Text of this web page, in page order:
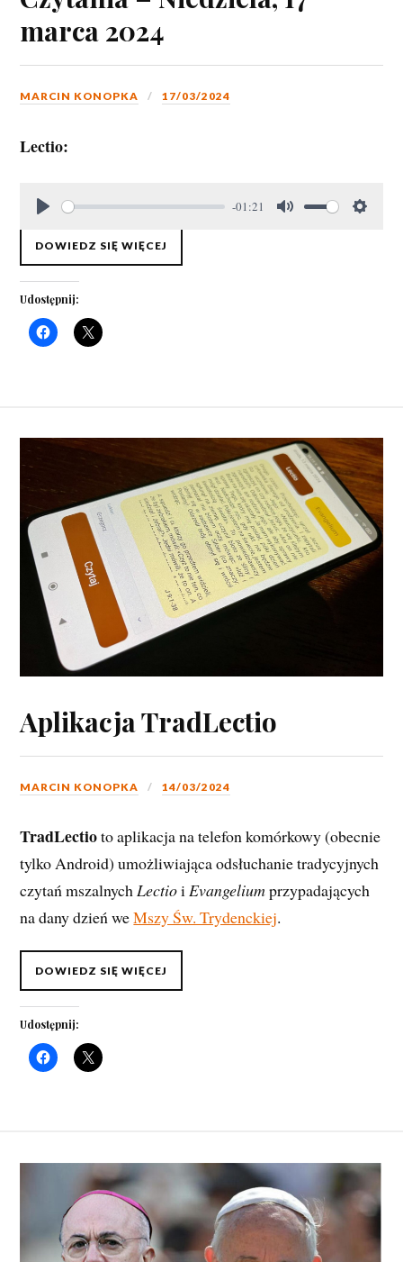
marca 2024
MARCIN KONOPKA 17/03/2024
Lectio:
-01:21
DOWIEDZ SIĘ WIĘCEJ
Udostępnij:
Aplikacja TradLectio
MARCIN KONOPKA 14/03/2024
TradLectioto aplikacja na telefon komórkowy (obecnie
tylko Android) umożliwiająca odsłuchanie tradycyjnych
czytań mszalnychLectioiEvangeliumprzypadających
na dany dzień weMszy Św. Trydenckiej.
DOWIEDZ SIĘ WIĘCEJ
Udostępnij: